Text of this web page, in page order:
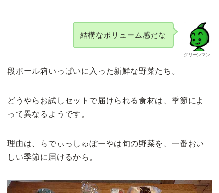
グリーンマン
結構なボリューム感だな
段ボール箱いっぱいに入った新鮮な野菜たち。
どうやらお試しセットで届けられる食材は、季節によ
って異なるようです。
理由は、らでぃっしゅぼーやは旬の野菜を、一番おい
しい季節に届けるから。